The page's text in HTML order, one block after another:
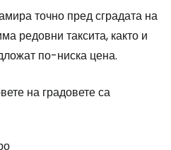
точно пред сградата на
редовни таксита, както и
по-ниска цена.
на градовете са